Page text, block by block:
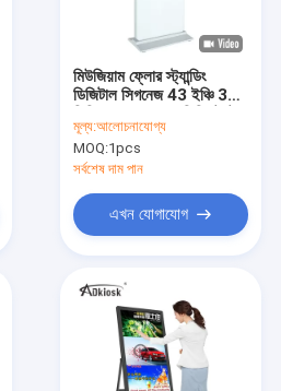
মিউজিয়াম ফ্লোর স্ট্যান্ডিং
ডিজিটাল সিগনেজ 43 ইঞ্চি 350
ডিসপ্লে
মূল্য:আলোচনাযোগ্য
MOQ:1pcs
সর্বশেষ দাম পান
এখন যোগাযোগ